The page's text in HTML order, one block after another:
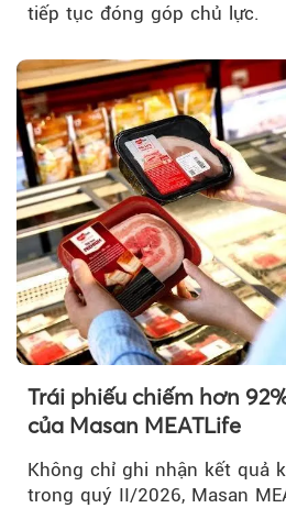
tiếp tục đóng góp chủ lực.
Trái phiếu chiếm hơn
của Masan MEATLife
Không chỉ ghi nhận kết quả
trong quý II/2026, Masan